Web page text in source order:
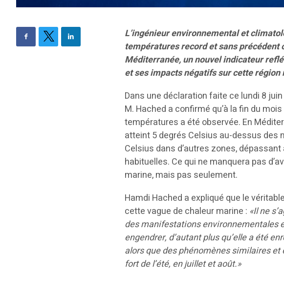
L’ingénieur environnemental et
températures record et sans
Méditerranée, un nouvel indicateur
et ses impacts négatifs sur cette
Dans une déclaration faite ce lundi 8
M. Hached a confirmé qu’à la fin du
températures a été observée. En
atteint 5 degrés Celsius au-dessus des
Celsius dans d’autres zones,
habituelles. Ce qui ne manquera pas
marine, mais pas seulement.
Hamdi Hached a expliqué que le
cette vague de chaleur marine : «Il ne
des manifestations environnementales
engendrer, d’autant plus qu’elle a été
alors que des phénomènes similaires
fort de l’été, en juillet et août.»